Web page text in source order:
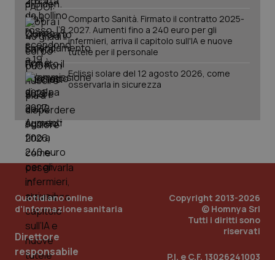
Comparto Sanità. Firmato il contratto 2025-
2027. Aumenti fino a 240 euro per gli
infermieri, arriva il capitolo sull'IA e nuove
tutele per il personale
Eclissi solare del 12 agosto 2026, come
osservarla in sicurezza
Quotidiano online
d'informazione sanitaria
Direttore
responsabile
Copyright 2013-2026
© Homnya Srl
Tutti i diritti sono
riservati
P.I. e C.F. 13026241003
PHPSESSID